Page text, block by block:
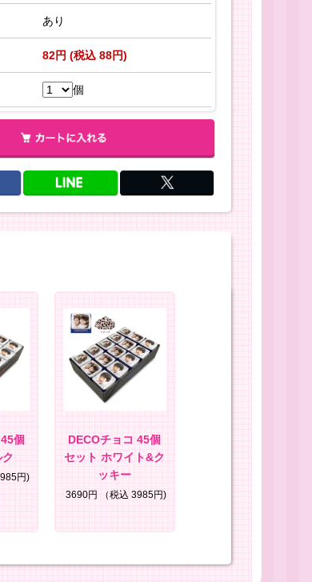
あり
82円 (税込 88円)
個
個
円)
DECOチョコ 45個
セット ホワイト&ク
ッキー
3690円 （税込 3985円)